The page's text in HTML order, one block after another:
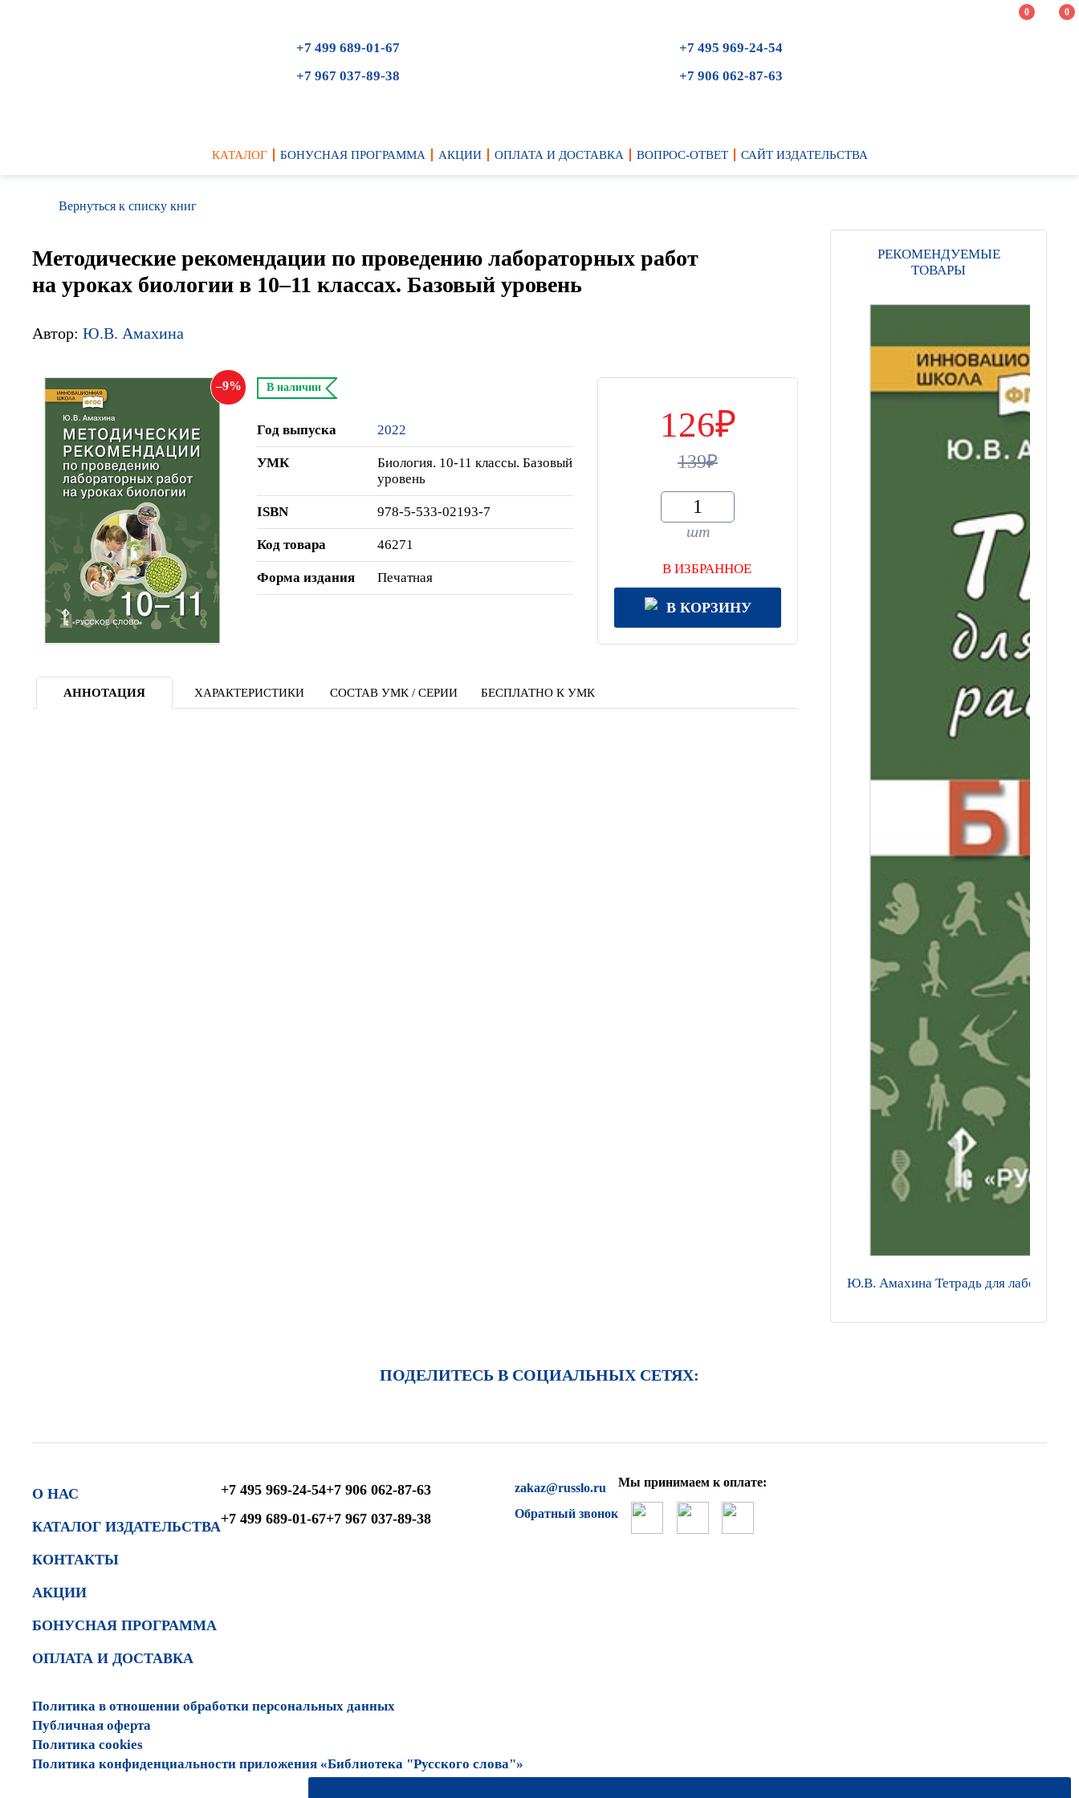
0 0
+7 499 689-01-67
+7 967 037-89-38
+7 495 969-24-54
+7 906 062-87-63
КАТАЛОГ БОНУСНАЯ ПРОГРАММА АКЦИИ ОПЛАТА И ДОСТАВКА ВОПРОС-ОТВЕТ САЙТ ИЗДАТЕЛЬСТВА
Вернуться к списку книг
Методические рекомендации по проведению лабораторных работ
на уроках биологии в 10–11 классах. Базовый уровень
Автор: Ю.В. Амахина
9 В наличии
Год выпуска 2022
УМК
Биология. 10-11 классы. Базовый
уровень
ISBN 978-5-533-02193-7
Код товара 46271
Форма издания Печатная
126
139
шт
В ИЗБРАННОЕ
В КОРЗИНУ
АННОТАЦИЯ ХАРАКТЕРИСТИКИ СОСТАВ УМК / СЕРИИ БЕСПЛАТНО К УМК
РЕКОМЕНДУЕМЫЕ
ТОВАРЫ
Ю.В. Амахина Тетрадь для
ПОДЕЛИТЕСЬ В СОЦИАЛЬНЫХ СЕТЯХ:
О НАС
КАТАЛОГ ИЗДАТЕЛЬСТВА
КОНТАКТЫ
АКЦИИ
БОНУСНАЯ ПРОГРАММА
ОПЛАТА И ДОСТАВКА
+7 495 969-24-54
+7 499 689-01-67
+7 906 062-87-63
+7 967 037-89-38
zakaz@russlo.ru
Обратный звонок
Мы принимаем к оплате:
Политика в отношении обработки персональных данных
Публичная оферта
Политика cookies
Политика конфиденциальности приложения «Библиотека "Русского слова"»